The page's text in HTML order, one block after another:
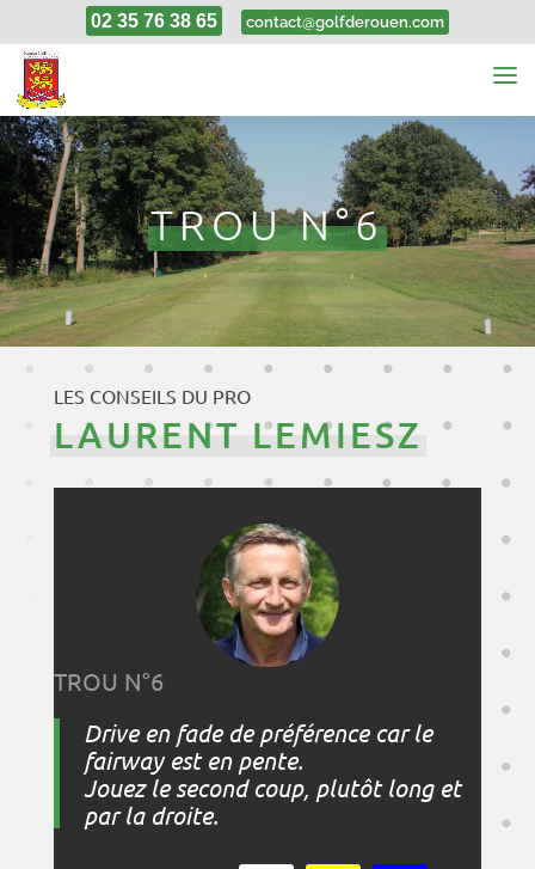
02 35 76 38 65 contact@golfderouen.com
TROU N°6
LES CONSEILS DU PRO
LAURENT LEMIESZ
TROU N°6
Drive en fade de préférence car le
fairway est en pente.
Jouez le second coup, plutôt long et
par la droite.